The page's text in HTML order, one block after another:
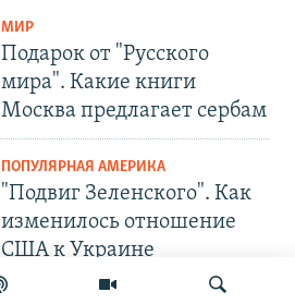
МИР
Подарок от "Русского
мира". Какие книги
Москва предлагает сербам
ПОПУЛЯРНАЯ АМЕРИКА
"Подвиг Зеленского". Как
изменилось отношение
США к Украине